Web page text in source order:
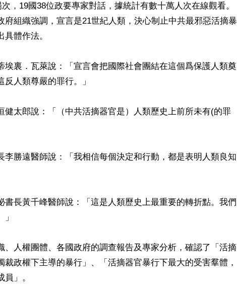
，19國38位政要專家對話，據統計有數十萬人次在線觀看。
府組織強調，宣言是21世紀人類，決心制止中共最邪惡活摘暴
體作法。
埃裏．瓦萊說：「宣言會把國際社會團結在這個爲保護人類奠
人類尊嚴的罪行。」
健太郎說：「（中共活摘器官是）人類歷史上前所未有(的罪
李勝遠醫師說：「我相信每個決定和行動，都是表明人類良知
書長黃千峰醫師說：「這是人類歷史上最重要的轉折點。我們
、人權團體、各國政府的調查報告及專家分析，確認了「活摘
裁政權下主導的暴行」、「活摘器官暴行下最大的受害羣體，
」。